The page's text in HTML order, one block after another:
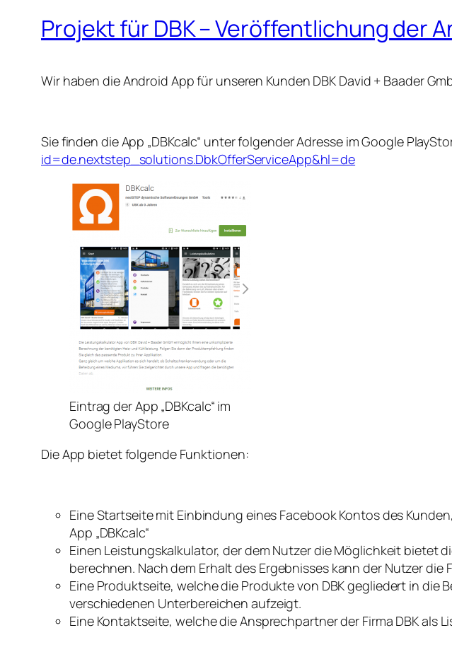
Projekt für DBK – Veröffentlichung der
Wir haben die Android App für unseren Kunden DBK David + Baader
Sie finden die App „DBKcalc“ unter folgender Adresse im Google
id=de.nextstep_solutions.DbkOfferServiceApp&hl=de
Eintrag der App „DBKcalc“ im
Google PlayStore
Die App bietet folgende Funktionen:
Eine Startseite mit Einbindung eines Facebook Kontos des
App „DBKcalc“
Einen Leistungskalkulator, der dem Nutzer die Möglichkeit bietet
berechnen. Nach dem Erhalt des Ergebnisses kann der Nutzer die
Eine Produktseite, welche die Produkte von DBK gegliedert in die
verschiedenen Unterbereichen aufzeigt.
Eine Kontaktseite, welche die Ansprechpartner der Firma DBK als